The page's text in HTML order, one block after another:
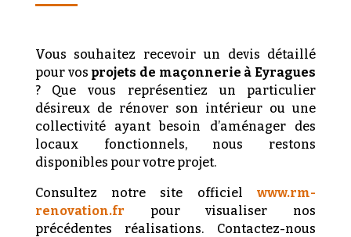
Vous souhaitez recevoir un devis détaillé
pour vos projets de maçonnerie à Eyragues
? Que vous représentiez un particulier
désireux de rénover son intérieur ou une
collectivité ayant besoin d’aménager des
locaux fonctionnels, nous restons
disponibles pour votre projet.
Consultez notre site officielwww.rm-
renovation.fr
pour visualiser nos
précédentes réalisations. Contactez-nous